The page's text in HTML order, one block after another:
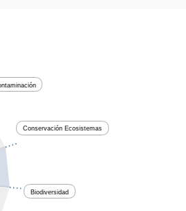
Conservación Ecosistemas
Biodiversidad